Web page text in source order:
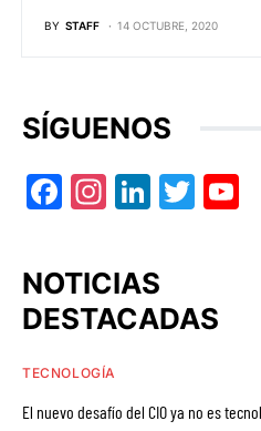
BY STAFF 14 OCTUBRE, 2020
SÍGUENOS
Facebook
Instagram
LinkedIn
NOTICIAS
DESTACADAS
TECNOLOGÍA
El nuevo desafío del CIO ya no es